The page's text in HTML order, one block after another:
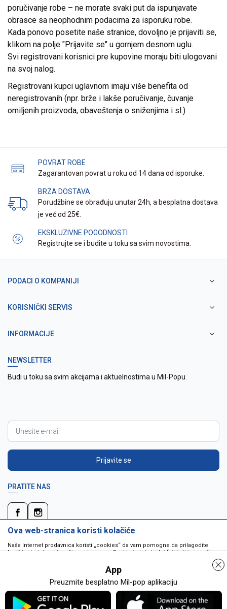
poručivanje robe – ne morate svaki put da ispunjavate
obrasce sa neophodnim podacima za isporuku robe.
Kada ponovo posetite naše stranice, dovoljno je prijaviti se,
klikom na polje "Prijavite se" u gornjem desnom uglu.
Svi registrovani korisnici pre kupovine moraju biti ulogovani
na svoj nalog.
Registrovani kupci uglavnom imaju više benefita od
neregistrovanih (npr. brže i lakše poručivanje, čuvanje
omiljenih proizvoda, obaveštenja o sniženjima i sl.)
POVRAT ROBE
Zagarantovan povrat u roku od 14 dana od isporuke.
BRZA DOSTAVA
Porudžbine se obrađuju unutar 24h, a besplatna dostava
je već od 25€.
EKSKLUZIVNE POGODNOSTI
Registrujte se i budite u toku sa svim novostima.
PODACI O KOMPANIJI
KORISNIČKI SERVIS
INFORMACIJE
NEWSLETTER
Budi u toku sa svim akcijama i aktuelnostima u Mil-Popu.
Prijavite se
PRATITE NAS
Ova web-stranica koristi kolačiće
Naša Internet prodavnica koristi „cookies“ da vam pomogne da prilagodite
korišćenje interneta vašim potrebama. Cookie je tekstualni fajl koji je smešten
da pokrenu program ili da isporuče virus vašem računaru. Cookie-i su
jedinstveno dodeljeni vama, i jedino mogu biti pročitani od strane web servera
u domenu koji vam ih je poslao.
Detaljnije
App
Preuzmite besplatno Mil-pop aplikaciju